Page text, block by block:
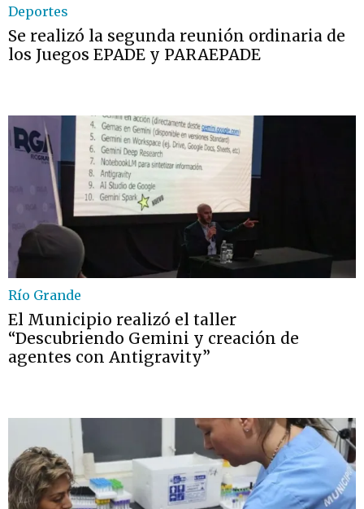
Deportes
Se realizó la segunda reunión ordinaria de
los Juegos EPADE y PARAEPADE
Río Grande
El Municipio realizó el taller
“Descubriendo Gemini y creación de
agentes con Antigravity”